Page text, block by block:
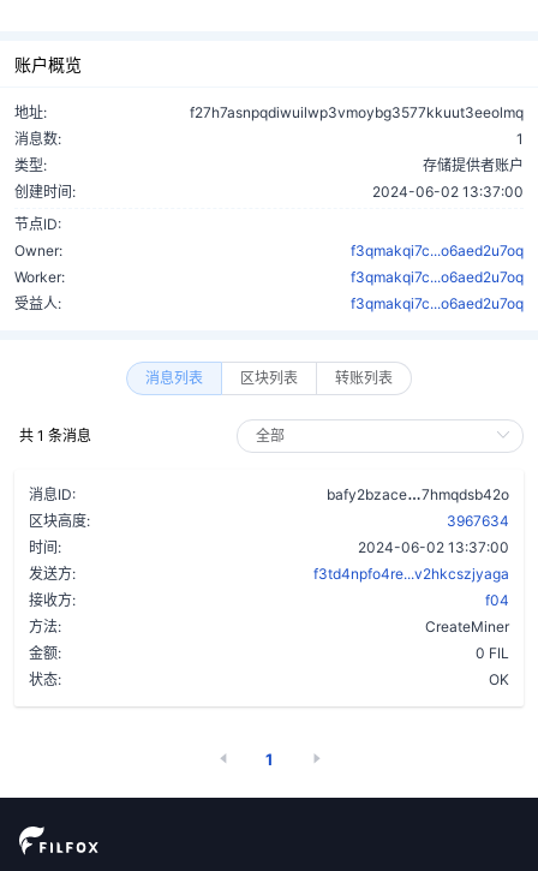
账户概览
地址:
f27h7asnpqdiwuilwp3vmoybg3577kkuut3eeolmq
消息数:
1
类型:
存储提供者账户
创建时间:
2024-06-02 13:37:00
节点ID:
Owner:
f3qmakqi7c...o6aed2u7oq
Worker:
f3qmakqi7c...o6aed2u7oq
受益人:
f3qmakqi7c...o6aed2u7oq
消息列表 区块列表 转账列表
共 1 条消息
消息ID: bafy2bzace
7hmqdsb42o
区块高度:
3967634
时间:
2024-06-02 13:37:00
发送方:
f3td4npfo4re...v2hkcszjyaga
接收方:
f04
方法:
CreateMiner
金额:
0 FIL
状态:
OK
1